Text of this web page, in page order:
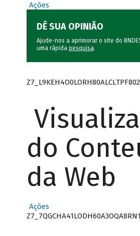
Ações
DÊ SUA OPINIÃO
Ajude-nos a aprimorar o site do
uma rápida pesquisa.
do
da Web
Ações